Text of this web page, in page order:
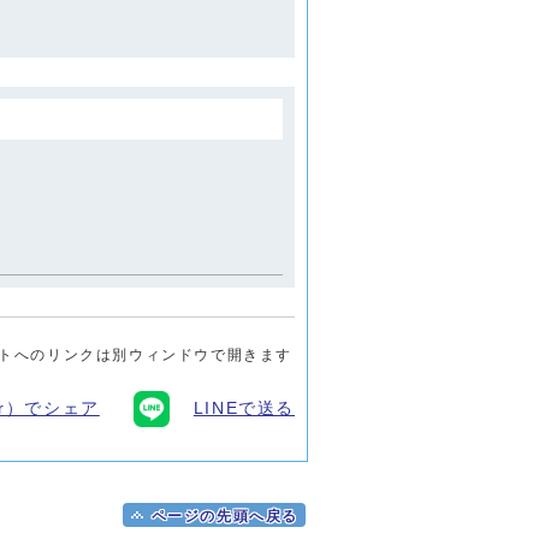
へのリンクは別ウィンドウで開きます
でシェア LINEで送る
ページの先頭へ戻る